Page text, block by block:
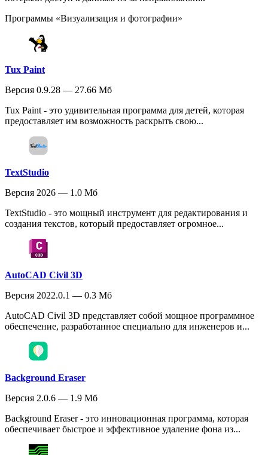
Программы «Визуализация и фотографии»
Tux Paint
Версия 0.9.28 — 27.66 Мб
Tux Paint - это удивительная программа для детей, которая
предоставляет им возможность раскрыть свою...
TextStudio
Версия 2026 — 1.0 Мб
TextStudio - это мощный инструмент для редактирования и
создания текстов, который предоставляет огромное...
AutoCAD Civil 3D
Версия 2022.0.1 — 0.3 Мб
AutoCAD Civil 3D представляет собой мощное программное
обеспечение, разработанное специально для инженеров и...
Background Eraser
Версия 2.0.6 — 1.9 Мб
Background Eraser - это инновационная программа, которая
обеспечивает быстрое и эффективное удаление фона из...